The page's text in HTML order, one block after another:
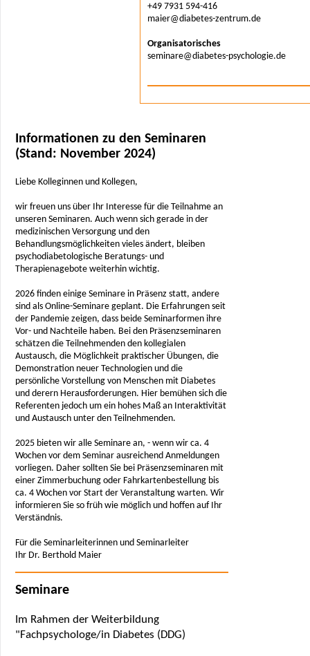
+49 7931 594-416
maier@diabetes-zentrum.de
Organisatorisches
seminare@diabetes-psychologie.de
Informationen zu den Seminaren
(Stand: November 2024)
Liebe Kolleginnen und Kollegen,
wir freuen uns über Ihr Interesse für die Teilnahme an
unseren Seminaren. Auch wenn sich gerade in der
medizinischen Versorgung und den
Behandlungsmöglichkeiten vieles ändert, bleiben
psychodiabetologische Beratungs- und
Therapienagebote weiterhin wichtig.
2026 finden einige Seminare in Präsenz statt, andere
sind als Online-Seminare geplant. Die Erfahrungen seit
der Pandemie zeigen, dass beide Seminarformen ihre
Vor- und Nachteile haben. Bei den Präsenzseminaren
schätzen die Teilnehmenden den kollegialen
Austausch, die Möglichkeit praktischer Übungen, die
Demonstration neuer Technologien und die
persönliche Vorstellung von Menschen mit Diabetes
und derern Herausforderungen. Hier bemühen sich die
Referenten jedoch um ein hohes Maß an Interaktivität
und Austausch unter den Teilnehmenden.
2025 bieten wir alle Seminare an, - wenn wir ca. 4
Wochen vor dem Seminar ausreichend Anmeldungen
vorliegen. Daher sollten Sie bei Präsenzseminaren mit
einer Zimmerbuchung oder Fahrkartenbestellung bis
ca. 4 Wochen vor Start der Veranstaltung warten. Wir
informieren Sie so früh wie möglich und hoffen auf Ihr
Verständnis.
Für die Seminarleiterinnen und Seminarleiter
Ihr Dr. Berthold Maier
Seminare
Im Rahmen der Weiterbildung
"Fachpsychologe/in Diabetes (DDG)